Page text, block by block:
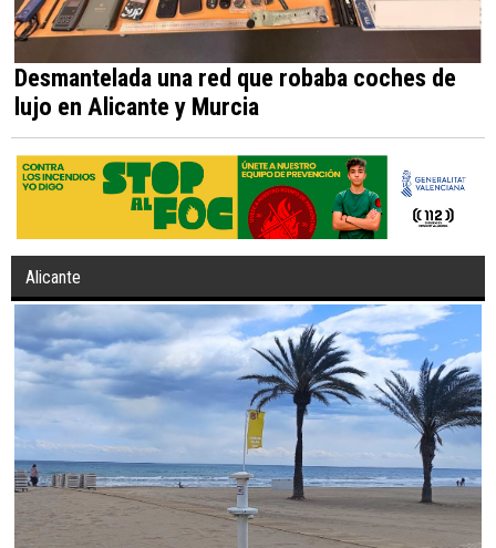
Desmantelada una red que robaba coches de
lujo en Alicante y Murcia
Alicante